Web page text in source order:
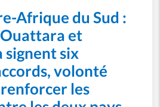
Afrique du Sud :
et
signent six
volonté
les